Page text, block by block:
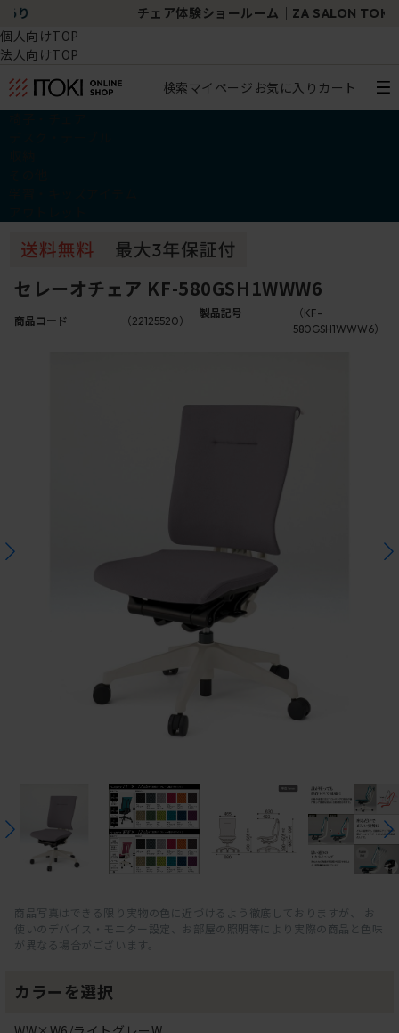
チェア体験ショールーム｜ZA SALON TOKYO
個人向けTOP
法人向けTOP
検索マイページ お気に入り カート
セレーオチェア KF-580GSH1WWW6
商品コード （22125520）
製品記号
（KF-
580GSH1WWW6）
商品写真はできる限り実物の色に近づけるよう徹底しておりますが、 お
使いのデバイス・モニター設定、お部屋の照明等により実際の商品と色味
が異なる場合がございます。
カラーを選択